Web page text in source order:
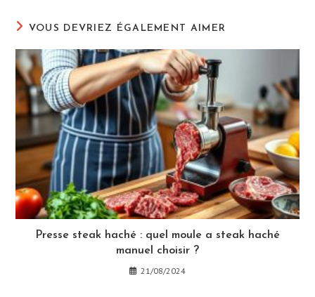
VOUS DEVRIEZ ÉGALEMENT AIMER
Presse steak haché : quel moule a steak haché
manuel choisir ?
21/08/2024